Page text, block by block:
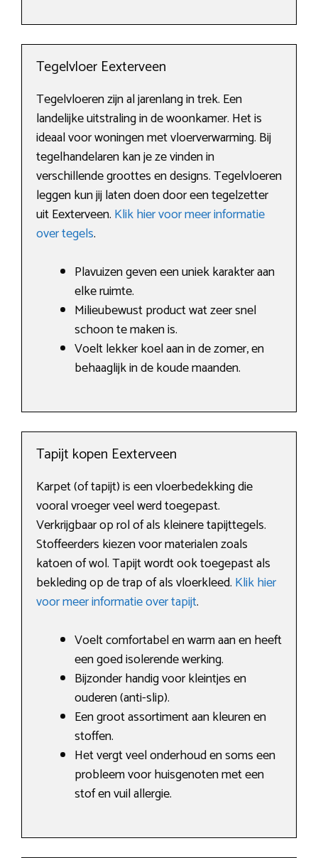
Tegelvloer Eexterveen
Tegelvloeren zijn al jarenlang in trek. Een
landelijke uitstraling in de woonkamer. Het is
ideaal voor woningen met vloerverwarming. Bij
tegelhandelaren kan je ze vinden in
verschillende groottes en designs. Tegelvloeren
leggen kun jij laten doen door een tegelzetter
uit Eexterveen. Klik hier voor meer informatie
over tegels.
Plavuizen geven een uniek karakter aan
elke ruimte.
Milieubewust product wat zeer snel
schoon te maken is.
Voelt lekker koel aan in de zomer, en
behaaglijk in de koude maanden.
Tapijt kopen Eexterveen
Karpet (of tapijt) is een vloerbedekking die
vooral vroeger veel werd toegepast.
Verkrijgbaar op rol of als kleinere tapijttegels.
Stoffeerders kiezen voor materialen zoals
katoen of wol. Tapijt wordt ook toegepast als
bekleding op de trap of als vloerkleed. Klik hier
voor meer informatie over tapijt.
Voelt comfortabel en warm aan en heeft
een goed isolerende werking.
Bijzonder handig voor kleintjes en
ouderen (anti-slip).
Een groot assortiment aan kleuren en
stoffen.
Het vergt veel onderhoud en soms een
probleem voor huisgenoten met een
stof en vuil allergie.